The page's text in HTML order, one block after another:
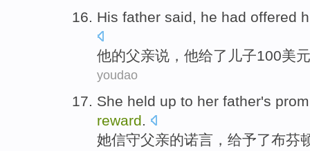
His father said, he had offered
他的父亲说 ， 他给了 儿子100美元
youdao
She held up to her father's
reward.
她信守父亲的诺言 ， 给予了布芬